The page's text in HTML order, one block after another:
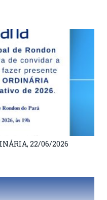
22/06/2026